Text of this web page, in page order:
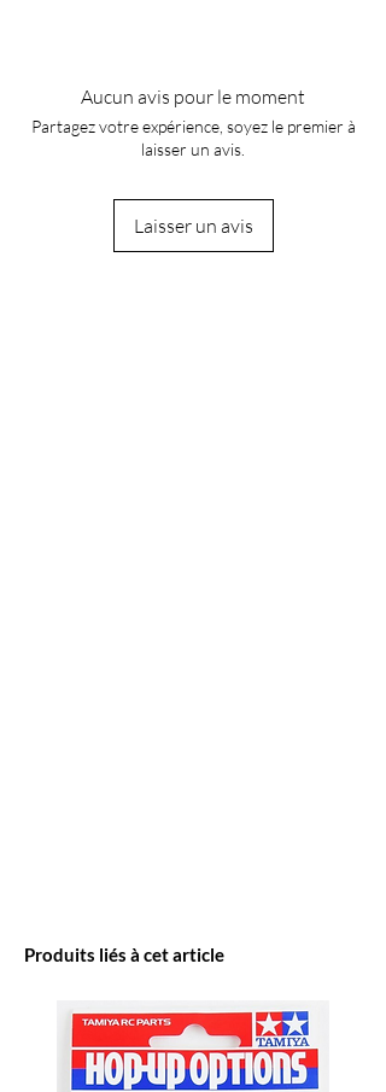
Largeur: 46,4 cm
Hauteur: 39,7 cm
Aucun avis pour le moment
Partagez votre expérience, soyez le premier à
laisser un avis.
Laisser un avis
Produits liés à cet article